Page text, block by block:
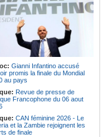
de l'Est: Le pari du régime
- Pousser le Tigray vers
zone tampon dans le cadre
nouvelle guerre par
Le Premier ministre Abiy
le nouveau terminal de
international de Bahir Dar
La Croix-Rouge
appelle à une
accrue des ressources
en Afrique
de l'Est:
entraver la coopération
par tous les moyens
Gianni Infantino accusé
promis la finale du Mondial
au pays
Revue de presse de
Francophone du 06 aout
CAN féminine 2026 - Le
et la Zambie rejoignent les
de finale